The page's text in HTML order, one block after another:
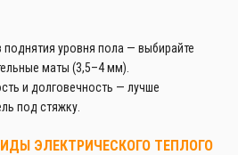
поднятия уровня пола — выбирайте
маты (3,5–4 мм).
и долговечность — лучше
под стяжку.
ЭЛЕКТРИЧЕСКОГО ТЕПЛОГО